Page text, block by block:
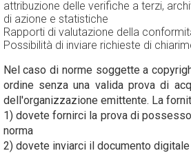
attribuzione delle verifiche a terzi,
di azione e statistiche
Rapporti di valutazione della
Possibilità di inviare richieste di
Nel caso di norme soggette a
ordine senza una valida prova di
dell'organizzazione emittente. La
1) dovete fornirci la prova di
norma
2) dovete inviarci il documento